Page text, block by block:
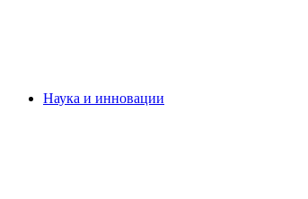
Наука и инновации